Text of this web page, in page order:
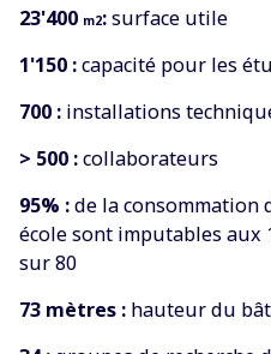
23'400 m2:surface utile
1'150 :capacité pour les
700 : installations
> 500 :collaborateurs
95% :de la consommation
école sont imputables aux
sur 80
73 mètres : hauteur du